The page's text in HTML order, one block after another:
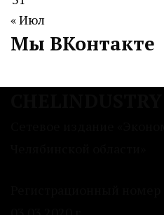
« Июл
Мы ВКонтакте